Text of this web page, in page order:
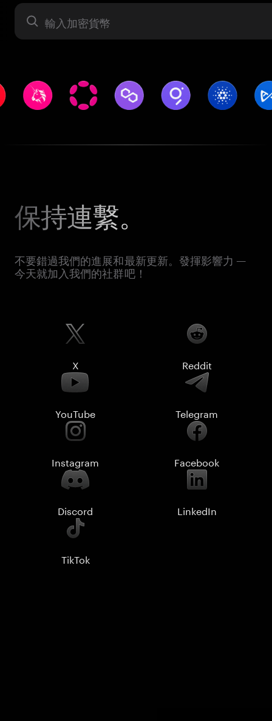
資產
保持連繫。
不要錯過我們的進展和最新更新。發揮影響力 —
今天就加入我們的社群吧！
X Reddit
YouTube Telegram
Instagram Facebook
Discord LinkedIn
TikTok